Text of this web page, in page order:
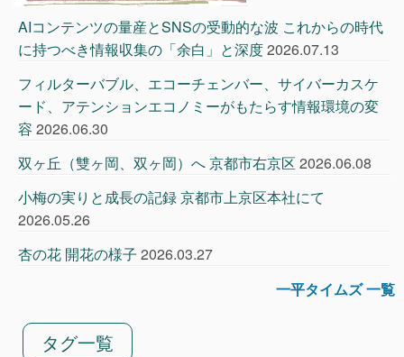
AIコンテンツの量産とSNSの受動的な波 これからの時代
に持つべき情報収集の「余白」と深度2026.07.13
フィルターバブル、エコーチェンバー、サイバーカスケ
ード、アテンションエコノミーがもたらす情報環境の変
容 2026.06.30
双ヶ丘（雙ヶ岡、双ヶ岡）へ 京都市右京区 2026.06.08
小梅の実りと成長の記録 京都市上京区本社にて
2026.05.26
杏の花 開花の様子 2026.03.27
一平タイムズ 一覧
タグ一覧